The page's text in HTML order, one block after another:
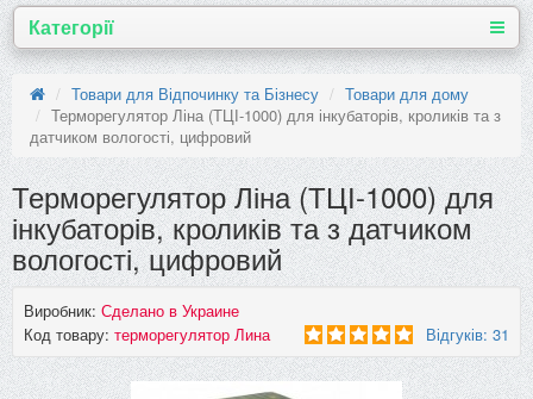
Категорії
Товари для Відпочинку та Бізнесу
Товари для дому
Терморегулятор Ліна (ТЦІ-1000) для інкубаторів, кроликів та з
датчиком вологості, цифровий
Терморегулятор Ліна (ТЦІ-1000) для
інкубаторів, кроликів та з датчиком
вологості, цифровий
Виробник: Сделано в Украине
Код товару: терморегулятор Лина Відгуків: 31